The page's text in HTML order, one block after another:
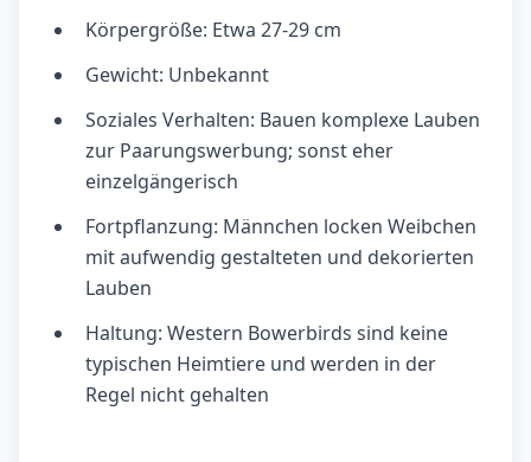
Körpergröße: Etwa 27-29 cm
Gewicht: Unbekannt
Soziales Verhalten: Bauen komplexe Lauben
zur Paarungswerbung; sonst eher
einzelgängerisch
Fortpflanzung: Männchen locken Weibchen
mit aufwendig gestalteten und dekorierten
Lauben
Haltung: Western Bowerbirds sind keine
typischen Heimtiere und werden in der
Regel nicht gehalten